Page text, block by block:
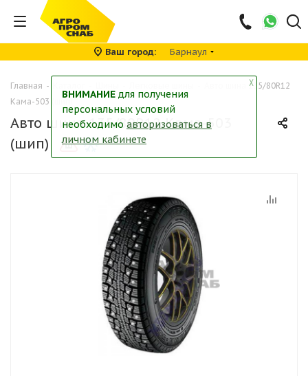
Ваш город Барнаул
Главная -
Авто шина 135/80R12
Кама-503 (шип)
Авто шина 135/80R12 Кама-503
(шип)
╳
ВНИМАНИЕ для получения
персональных условий
необходимо авторизоваться в
личном кабинете